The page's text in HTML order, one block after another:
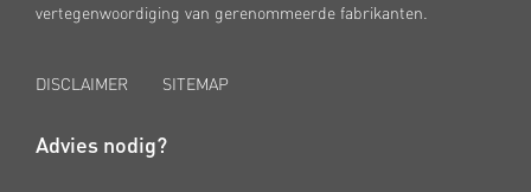
vertegenwoordiging van gerenommeerde fabrikanten.
DISCLAIMER SITEMAP
Advies nodig?